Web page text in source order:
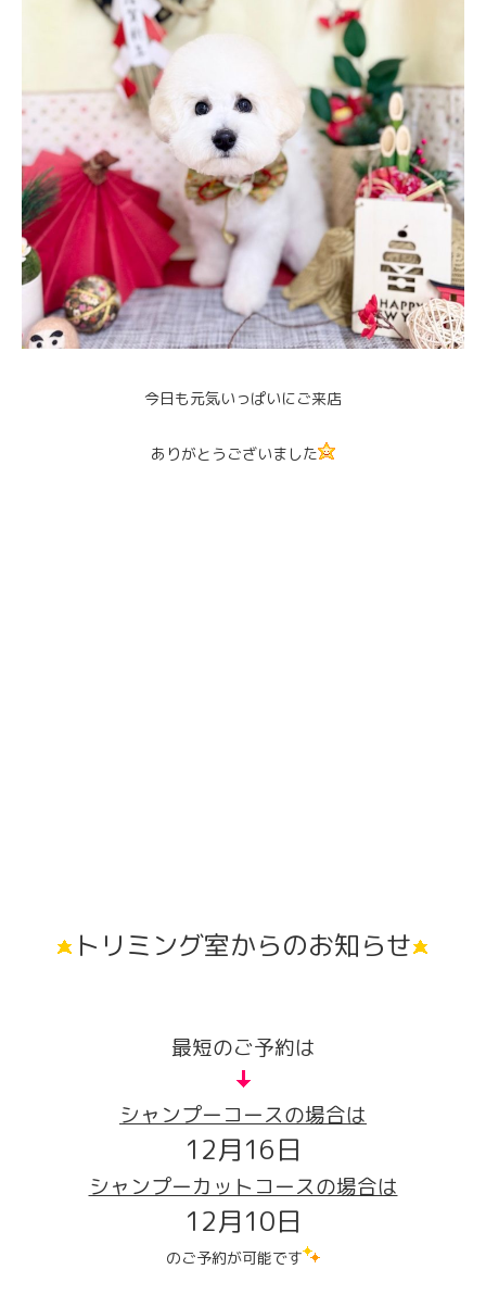
今日も元気いっぱいにご来店
ありがとうございました
トリミング室からのお知らせ
最短のご予約は
シャンプーコースの場合は
12月16日
シャンプーカットコースの場合は
12月10日
のご予約が可能です